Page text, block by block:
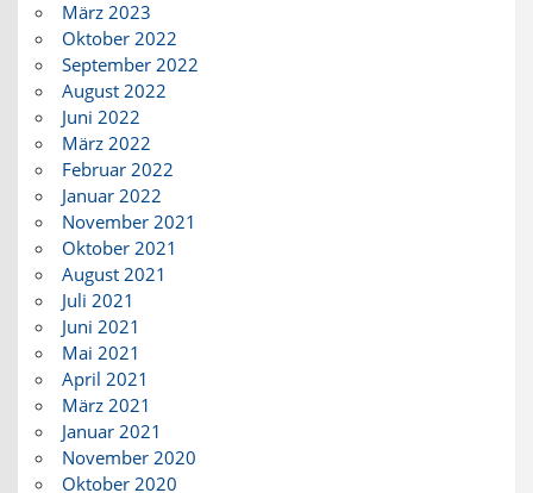
März 2023
Oktober 2022
September 2022
August 2022
Juni 2022
März 2022
Februar 2022
Januar 2022
November 2021
Oktober 2021
August 2021
Juli 2021
Juni 2021
Mai 2021
April 2021
März 2021
Januar 2021
November 2020
Oktober 2020